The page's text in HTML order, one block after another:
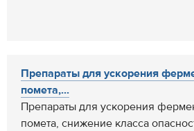
Препараты для ускорения
помета,...
Препараты для ускорения
помета, снижение класса